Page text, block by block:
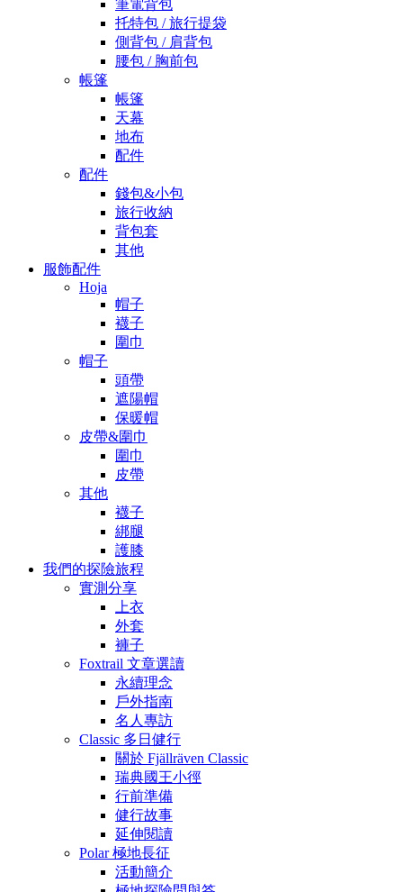
筆電背包
托特包 / 旅行提袋
側背包 / 肩背包
腰包 / 胸前包
帳篷
帳篷
天幕
地布
配件
配件
錢包&小包
旅行收納
背包套
其他
服飾配件
Hoja
帽子
襪子
圍巾
帽子
頭帶
遮陽帽
保暖帽
皮帶&圍巾
圍巾
皮帶
其他
襪子
綁腿
護膝
我們的探險旅程
實測分享
上衣
外套
褲子
Foxtrail 文章選讀
永續理念
戶外指南
名人專訪
Classic 多日健行
關於 Fjällräven Classic
瑞典國王小徑
行前準備
健行故事
延伸閱讀
Polar 極地長征
活動簡介